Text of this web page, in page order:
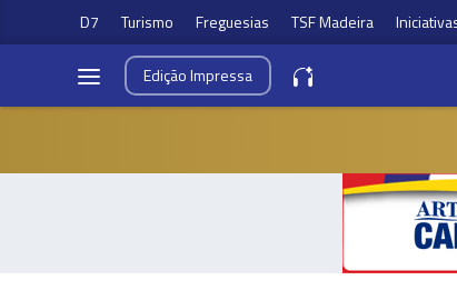
D7 Turismo Freguesias TSF Madeira
EdiçãoImpressa